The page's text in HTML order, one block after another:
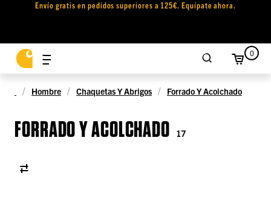
Envío gratis en pedidos superiores a 125€. Equípate ahora.
0
Hombre Chaquetas Y Abrigos Forrado Y Acolchado
FORRADO Y ACOLCHADO 17